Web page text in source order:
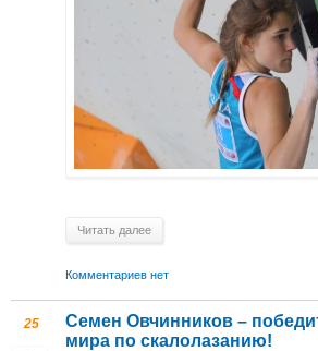
Читать далее
Комментариев нет
25
Семен Овчинников –
мира по скалолазанию!